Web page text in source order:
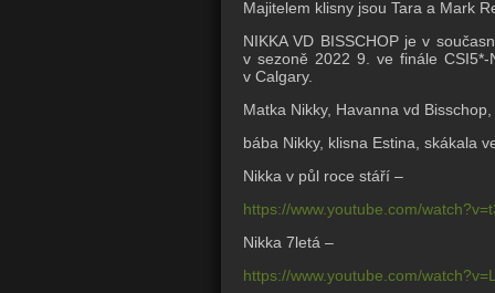
Majitelem klisny jsou Tara a Mark
NIKKA VD BISSCHOP je v
v sezoně 2022 9. ve finále
v Calgary.
Matka Nikky, Havanna vd
bába Nikky, klisna Estina, skákala
Nikka v půl roce stáří –
https://www.youtube.com/
Nikka 7letá –
https://www.youtube.com/